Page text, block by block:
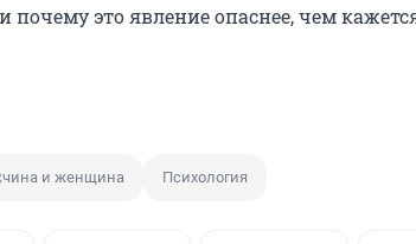
и почему это явление опаснее, чем
и женщина Психология